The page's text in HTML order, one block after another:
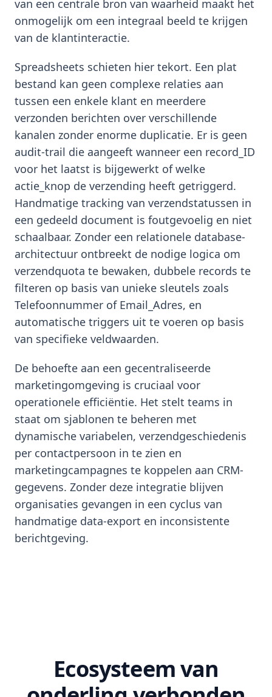
van een centrale bron van waarheid maakt het
onmogelijk om een integraal beeld te krijgen
van de klantinteractie.
Spreadsheets schieten hier tekort. Een plat
bestand kan geen complexe relaties aan
tussen een enkele klant en meerdere
verzonden berichten over verschillende
kanalen zonder enorme duplicatie. Er is geen
audit-trail die aangeeft wanneer een record_ID
voor het laatst is bijgewerkt of welke
actie_knop de verzending heeft getriggerd.
Handmatige tracking van verzendstatussen in
een gedeeld document is foutgevoelig en niet
schaalbaar. Zonder een relationele database-
architectuur ontbreekt de nodige logica om
verzendquota te bewaken, dubbele records te
filteren op basis van unieke sleutels zoals
Telefoonnummer of Email_Adres, en
automatische triggers uit te voeren op basis
van specifieke veldwaarden.
De behoefte aan een gecentraliseerde
marketingomgeving is cruciaal voor
operationele efficiëntie. Het stelt teams in
staat om sjablonen te beheren met
dynamische variabelen, verzendgeschiedenis
per contactpersoon in te zien en
marketingcampagnes te koppelen aan CRM-
gegevens. Zonder deze integratie blijven
organisaties gevangen in een cyclus van
handmatige data-export en inconsistente
berichtgeving.
Ecosysteem van